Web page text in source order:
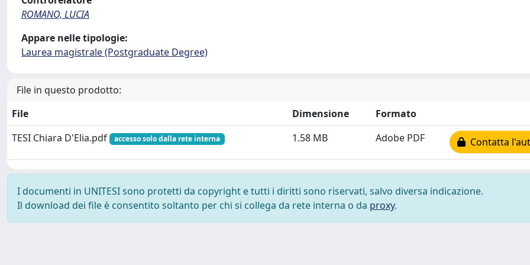
ROMANO, LUCIA
Appare nelle tipologie:
Laurea magistrale (Postgraduate Degree)
File in questo prodotto:
File
Dimensione
Formato
TESI Chiara D'Elia.pdf
accesso solo dalla rete interna 1.58 MB Adobe PDF Contatta
I documenti in UNITESI sono protetti da copyright e tutti i diritti sono riservati, salvo diversa indicazione.
Il download dei file è consentito soltanto per chi si collega da rete interna o da proxy.